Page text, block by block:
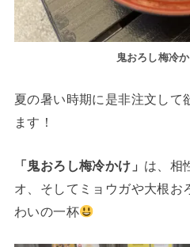
鬼おろし梅冷
夏の暑い時期に是非注文して
ます！
「鬼おろし梅冷かけ」 は、相
オ、そしてミョウガや大根お
わいの一杯